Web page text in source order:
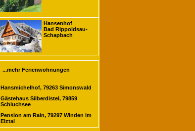
Hansenhof
Bad Rippoldsau-
Schapbach
...mehr Ferienwohnungen
Hansmichelhof, 79263 Simonswald
Gästehaus Silberdistel, 79859
Schluchsee
Pension am Rain, 79297 Winden im
Elztal